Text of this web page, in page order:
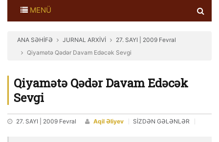
MENÜ
ANA SƏHİFƏ JURNAL ARXİVİ
27. SAYI | 2009 Fevral
Qiyamətə Qədər Davam Edəcək Sevgi
Qiyamətə Qədər Davam Edəcək
Sevgi
27. SAYI | 2009 Fevral Aqil Əliyev SİZDƏN GƏLƏNLƏR